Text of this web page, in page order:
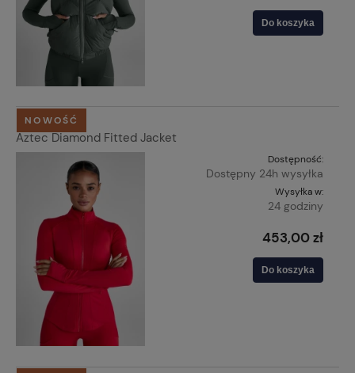
Do koszyka
Aztec Diamond Fitted Jacket
Dostępność:
Dostępny 24h wysyłka
Wysyłka w:
24 godziny
453,00 zł
Do koszyka
NOWOŚĆ